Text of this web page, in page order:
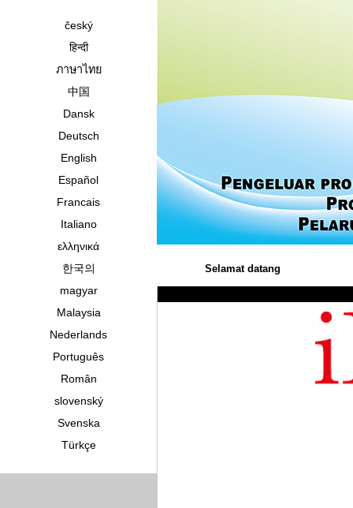
český
हिन्दी
ภาษาไทย
中国
Dansk
Deutsch
English
Español
Francais
Italiano
ελληνικά
한국의
magyar
Malaysia
Nederlands
Português
Român
slovenský
Svenska
Türkçe
Selamat datang